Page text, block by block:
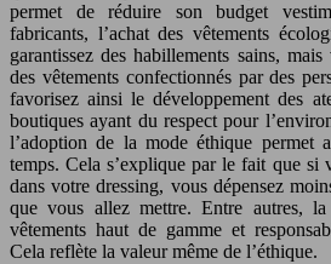
permet de réduire son budget
fabricants, l’achat des vêtements
garantissez des habillements sains,
des vêtements confectionnés par des
favorisez ainsi le développement des
boutiques ayant du respect pour
l’adoption de la mode éthique permet
temps. Cela s’explique par le fait que si
dans votre dressing, vous dépensez
que vous allez mettre. Entre autres, la
vêtements haut de gamme et
Cela reflète la valeur même de l’éthique.